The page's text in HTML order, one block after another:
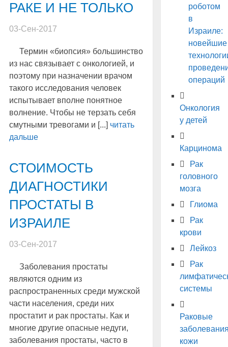
РАКЕ И НЕ ТОЛЬКО
03-Сен-2017
Термин «биопсия» большинство
из нас связывает с онкологией, и
поэтому при назначении врачом
такого исследования человек
испытывает вполне понятное
волнение. Чтобы не терзать себя
смутными тревогами и [...] читать
дальше
СТОИМОСТЬ
ДИАГНОСТИКИ
ПРОСТАТЫ В
ИЗРАИЛЕ
03-Сен-2017
Заболевания простаты
являются одним из
распространенных среди мужской
части населения, среди них
простатит и рак простаты. Как и
многие другие опасные недуги,
заболевания простаты, часто в
роботом
в
Израиле:
новейшие
операций
Онкология
у детей
Карцинома
Рак
головного
мозга
Глиома
Рак
крови
Лейкоз
Рак
системы
Раковые
кожи